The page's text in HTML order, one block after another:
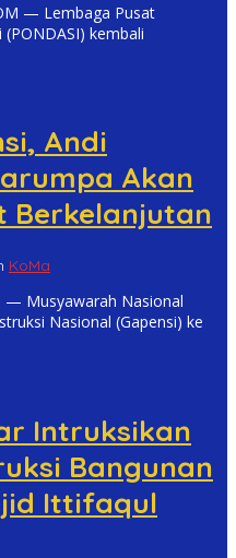
— Lembaga Pusat
kembali
Andi
Akan
Berkelanjutan
KoMa
— Musyawarah Nasional
Nasional (Gapensi) ke
Intruksikan
Bangunan
Ittifaqul